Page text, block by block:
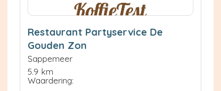
Restaurant Partyservice De
Gouden Zon
Sappemeer
5.9 km
Waardering: